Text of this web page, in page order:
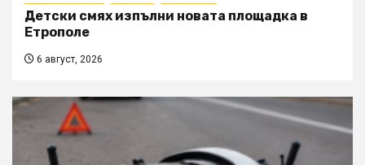
Детски смях изпълни новата площадка в
Етрополе
6 август, 2026